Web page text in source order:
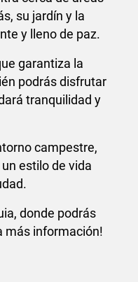
su jardín y la
y lleno de paz.
garantiza la
podrás disfrutar
tranquilidad y
campestre,
estilo de vida
donde podrás
más información!